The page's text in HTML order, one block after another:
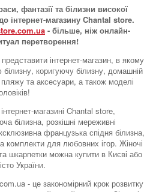
фантазії та білизни високої
інтернет-магазину Chantal store.
- більше, ніж онлайн-
перетворення!
інтернет-магазин, в якому
коригуючу білизну, домашній
та аксесуари, а також моделі
магазині Chantal store,
білизна, розкішні мереживні
французька спідня білизна,
комплекти для любовних ігор. Жіночі
шкарпетки можна купити в Києві або
України.
- це закономірний крок розвитку